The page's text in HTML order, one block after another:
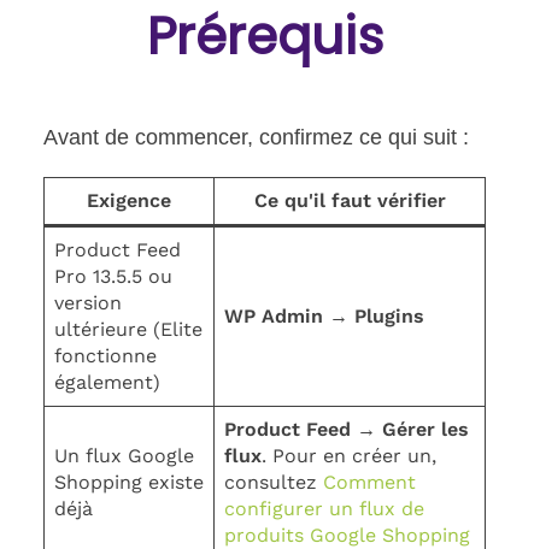
Prérequis
Avant de commencer, confirmez ce qui suit :
Exigence Ce qu'il faut vérifier
Product Feed
Pro 13.5.5 ou
version
ultérieure (Elite
fonctionne
également)
WP Admin → Plugins
Un flux Google
Shopping existe
déjà
Product Feed → Gérer les
flux. Pour en créer un,
consultez Comment
configurer un flux de
produits Google Shopping